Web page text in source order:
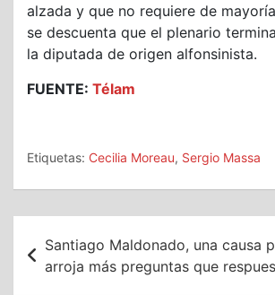
alzada y que no requiere de
se descuenta que el plenario
la diputada de origen alfonsinista.
FUENTE: Télam
Etiquetas: Cecilia Moreau, Sergio Massa
Navegación
de
Santiago Maldonado, una causa
arroja más preguntas que